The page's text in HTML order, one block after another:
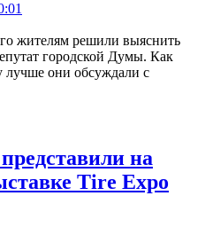
жителям решили выяснить
городской Думы. Как
лучше они обсуждали с
на
Tire Expo